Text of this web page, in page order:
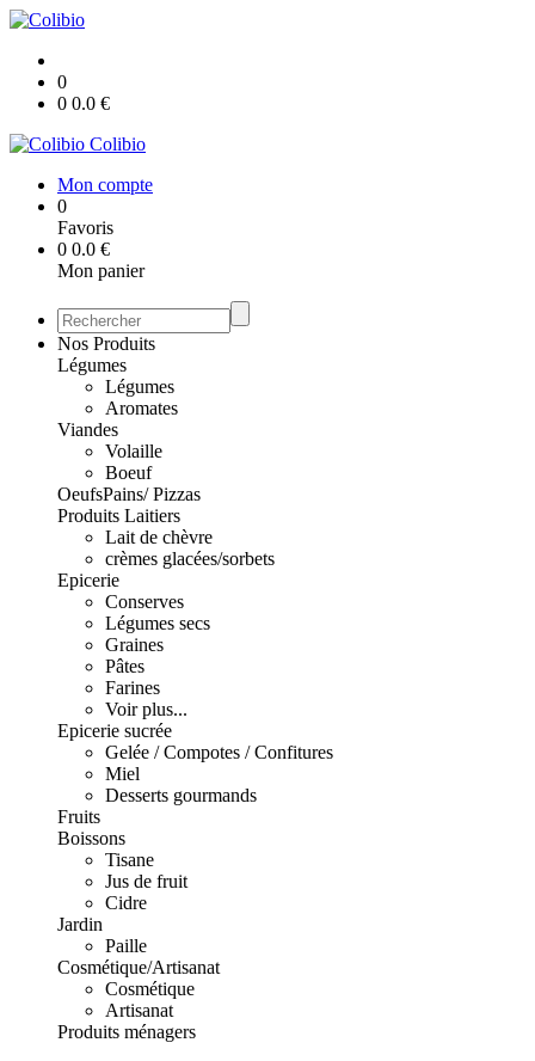
0
0 0.0 €
Colibio
Mon compte
0
Favoris
0 0.0 €
Mon panier
Nos Produits
Légumes
Légumes
Aromates
Viandes
Volaille
Boeuf
OeufsPains/ Pizzas
Produits Laitiers
Lait de chèvre
crèmes glacées/sorbets
Epicerie
Conserves
Légumes secs
Graines
Pâtes
Farines
Voir plus...
Epicerie sucrée
Gelée / Compotes / Confitures
Miel
Desserts gourmands
Fruits
Boissons
Tisane
Jus de fruit
Cidre
Jardin
Paille
Cosmétique/Artisanat
Cosmétique
Artisanat
Produits ménagers